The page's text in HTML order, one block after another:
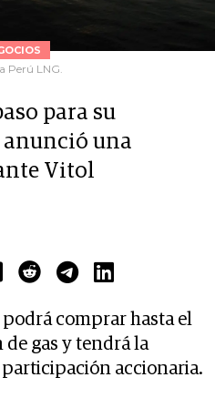
Perú LNG.
para su
anunció una
Vitol
comprar hasta el
gas y tendrá la
accionaria.